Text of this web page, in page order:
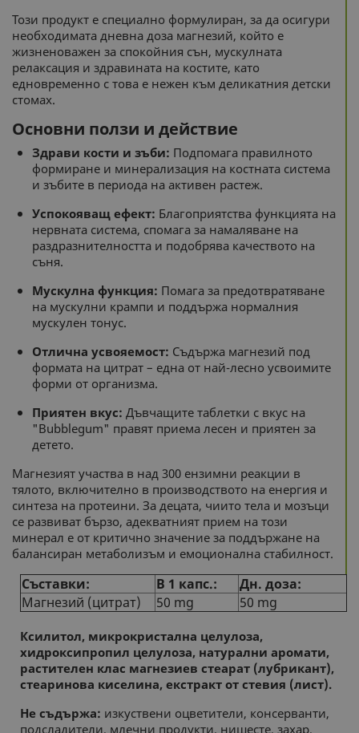
Този продукт е специално формулиран, за да осигури
необходимата дневна доза магнезий, който е
жизненоважен за спокойния сън, мускулната
релаксация и здравината на костите, като
едновременно с това е нежен към деликатния детски
стомах.
Основни ползи и действие
Здрави кости и зъби: Подпомага правилното
формиране и минерализация на костната система
и зъбите в периода на активен растеж.
Успокояващ ефект: Благоприятства функцията на
нервната система, спомага за намаляване на
раздразнителността и подобрява качеството на
съня.
Мускулна функция: Помага за предотвратяване
на мускулни крампи и поддържа нормалния
мускулен тонус.
Отлична усвояемост: Съдържа магнезий под
формата на цитрат – една от най-лесно усвоимите
форми от организма.
Приятен вкус: Дъвчащите таблетки с вкус на
"Bubblegum" правят приема лесен и приятен за
детето.
Магнезият участва в над 300 ензимни реакции в
тялото, включително в производството на енергия и
синтеза на протеини. За децата, чиито тела и мозъци
се развиват бързо, адекватният прием на този
минерал е от критично значение за поддържане на
балансиран метаболизъм и емоционална стабилност.
Съставки: В 1 капс.:
Дн. доза:
Магнезий (цитрат)
50 mg 50 mg
Ксилитол, микрокристална целулоза,
хидроксипропил целулоза, натурални аромати,
растителен клас магнезиев стеарат (лубрикант),
стеаринова киселина, екстракт от стевия (лист).
Не съдържа: изкуствени оцветители, консерванти,
подсладители, млечни продукти, нишесте, захар,